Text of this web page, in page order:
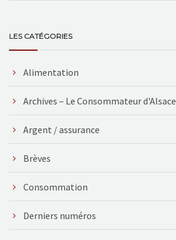
LES CATÉGORIES
Alimentation
Archives – Le Consommateur d'Alsace
Argent / assurance
Brèves
Consommation
Derniers numéros